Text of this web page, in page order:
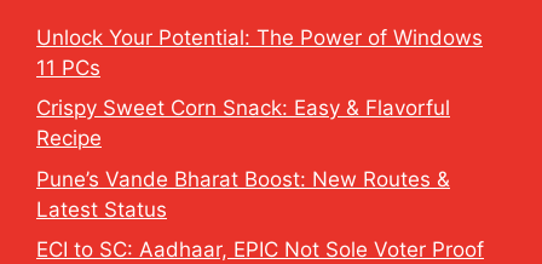
Unlock Your Potential: The Power of Windows
11 PCs
Crispy Sweet Corn Snack: Easy & Flavorful
Recipe
Pune’s Vande Bharat Boost: New Routes &
Latest Status
ECI to SC: Aadhaar, EPIC Not Sole Voter Proof